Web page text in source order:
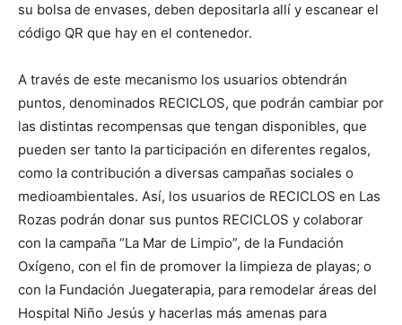
su bolsa de envases, deben depositarla allí y escanear el
código QR que hay en el contenedor.
A través de este mecanismo los usuarios obtendrán
puntos, denominados RECICLOS, que podrán cambiar por
las distintas recompensas que tengan disponibles, que
pueden ser tanto la participación en diferentes regalos,
como la contribución a diversas campañas sociales o
medioambientales. Así, los usuarios de RECICLOS en Las
Rozas podrán donar sus puntos RECICLOS y colaborar
con la campaña “La Mar de Limpio”, de la Fundación
Oxígeno, con el fin de promover la limpieza de playas; o
con la Fundación Juegaterapia, para remodelar áreas del
Hospital Niño Jesús y hacerlas más amenas para